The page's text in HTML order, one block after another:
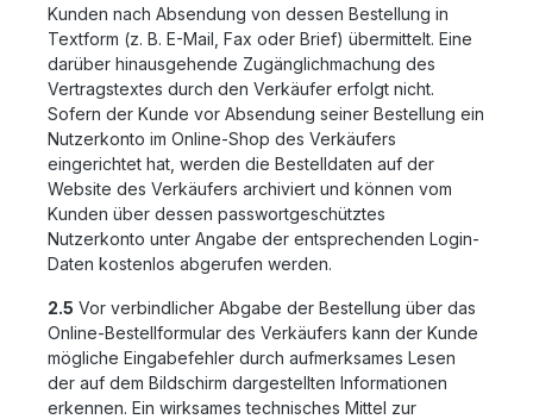
Kunden nach Absendung von dessen Bestellung in
Textform (z. B. E-Mail, Fax oder Brief) übermittelt. Eine
darüber hinausgehende Zugänglichmachung des
Vertragstextes durch den Verkäufer erfolgt nicht.
Sofern der Kunde vor Absendung seiner Bestellung ein
Nutzerkonto im Online-Shop des Verkäufers
eingerichtet hat, werden die Bestelldaten auf der
Website des Verkäufers archiviert und können vom
Kunden über dessen passwortgeschütztes
Nutzerkonto unter Angabe der entsprechenden Login-
Daten kostenlos abgerufen werden.
2.5 Vor verbindlicher Abgabe der Bestellung über das
Online-Bestellformular des Verkäufers kann der Kunde
mögliche Eingabefehler durch aufmerksames Lesen
der auf dem Bildschirm dargestellten Informationen
erkennen. Ein wirksames technisches Mittel zur